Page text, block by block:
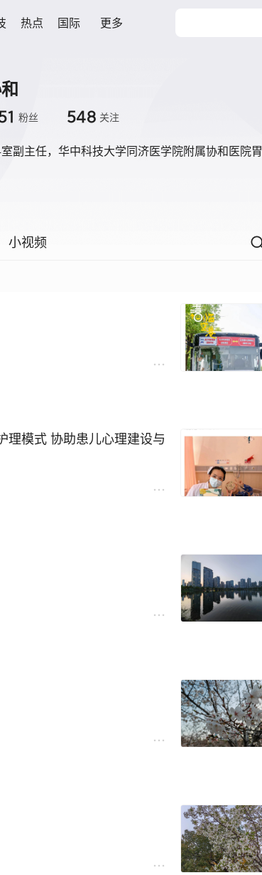
热点 国际 更多
粉丝 548 关注
副主任，华中科技大学同济医学院附属协和医院胃
小视频
的环湖中路行驶抵达院
间外，运营间隔为30分钟
约25分钟。
上支付等付费形式，暂不
理模式 协助患儿心理建设与